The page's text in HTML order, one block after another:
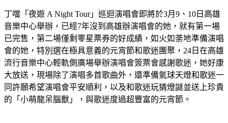
丁噹「夜遊 A Night Tour」巡迴演唱會即將於3月9、10日高雄
音樂中心舉辦，已經7年沒到高雄辦演唱會的她，就有第一場
已完售，第二場僅剩零星票券的好成績，如火如荼地準備演唱
會的她，特別選在極具意義的元宵節和歌迷團聚，24日在高雄
流行音樂中心輕軌側廣場舉辦演唱會簽票會感謝歌迷，她好康
大放送，現場除了演唱多首歌曲外，還準備氣球天燈和歌迷一
同許願希望演唱會平安順利，以及和歌迷玩猜燈謎並送上珍貴
的「小萌龍呆腦獸」，與歌迷度過超豐富的元宵節。